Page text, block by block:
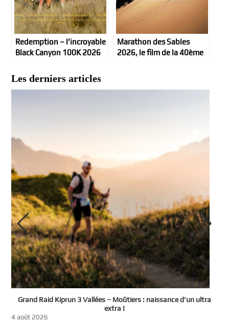
Redemption – l’incroyable
Black Canyon 100K 2026
Marathon des Sables
2026, le film de la 40ème
Les derniers articles
Grand Raid Kiprun 3 Vallées – Moûtiers : naissance d’un ultra
extra !
4 août 2026